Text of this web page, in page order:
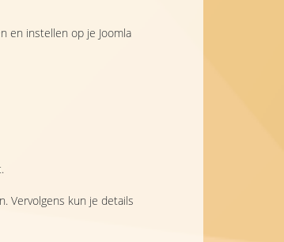
en instellen op je Joomla
Vervolgens kun je details